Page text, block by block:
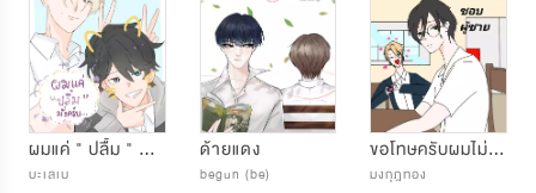
ผมแค่ " ปลื้ม " มั้งครับ....
บะเลเบ
ด้ายแดง
begun (be)
ขอโทษ​ครับ​ผม​ไม่ได้​ชอบ​ผู้ชาย​
มงกุฎทอง